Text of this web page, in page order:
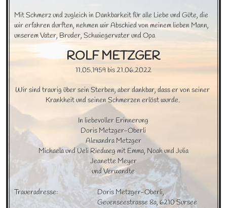
Mit Schmerz und zugleich in Dankbarkeit für alle Liebe und Güte, die
wir erfahren durften, nehmen wir Abschied von meinem lieben Mann,
unserem Vater, Bruder, Schwiegervater und Opa
ROLFMETZGER
11.05.1959bis21.06.2022
Wir sind traurig über sein Sterben, aber dankbar, dass er von seiner
Krankheit und seinen Schmerzen erlöst wurde.
In liebevoller Erinnerung
Doris Metzger-Oberli
Alexandra Metzger
Michaela und Ueli Riedweg mit Emma, Noah und Julia
Jeanette Meyer
und Verwandte
Traueradresse:
Doris Metzger-Oberli,
Geuenseestrasse 8a, 6210 Sursee